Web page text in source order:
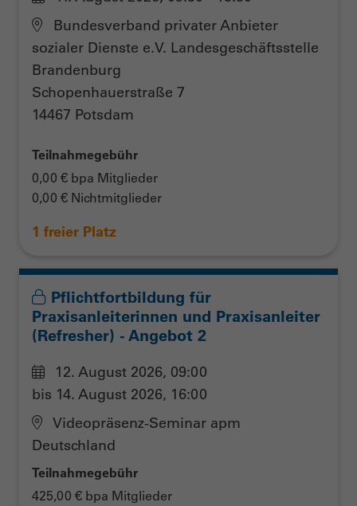
Bundesverband privater Anbieter
sozialer Dienste e.V. Landesgeschäftsstelle
Brandenburg
Schopenhauerstraße 7
14467 Potsdam
Teilnahmegebühr
0,00 € bpa Mitglieder
0,00 € Nichtmitglieder
1 freier Platz
Pflichtfortbildung für
Praxisanleiterinnen und Praxisanleiter
(Refresher) - Angebot 2
12. August 2026, 09:00
bis 14. August 2026, 16:00
Videopräsenz-Seminar apm
Deutschland
Teilnahmegebühr
425,00 € bpa Mitglieder